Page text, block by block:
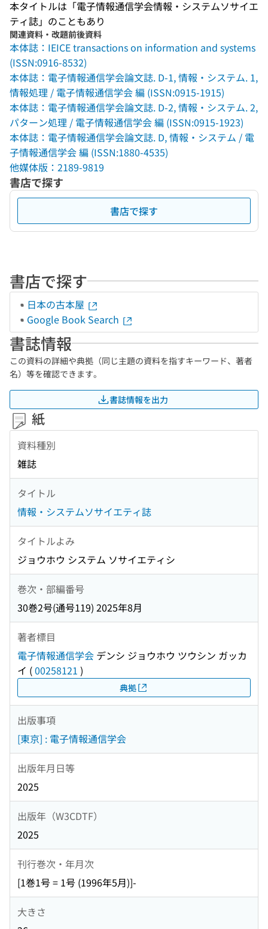
本タイトルは「電子情報通信学会情報・システムソサイエ
ティ誌」のこともあり
関連資料・改題前後資料
本体誌：IEICE transactions on information and systems
(ISSN:0916-8532)
本体誌：電子情報通信学会論文誌. D-1, 情報・システム. 1,
情報処理 / 電子情報通信学会 編 (ISSN:0915-1915)
本体誌：電子情報通信学会論文誌. D-2, 情報・システム. 2,
パターン処理 / 電子情報通信学会 編 (ISSN:0915-1923)
本体誌：電子情報通信学会論文誌. D, 情報・システム / 電
子情報通信学会 編 (ISSN:1880-4535)
他媒体版：2189-9819
書店で探す
書店で探す
書店で探す
日本の古本屋
Google Book Search
書誌情報
この資料の詳細や典拠（同じ主題の資料を指すキーワード、著者
名）等を確認できます。
書誌情報を出力
紙
資料種別
雑誌
タイトル
情報・システムソサイエティ誌
タイトルよみ
ジョウホウ システム ソサイエティシ
巻次・部編番号
30巻2号(通号119) 2025年8月
著者標目
電子情報通信学会 デンシ ジョウホウ ツウシン ガッカ
イ (00258121 )
典拠
出版事項
[東京] : 電子情報通信学会
出版年月日等
2025
出版年（W3CDTF）
2025
刊行巻次・年月次
[1巻1号 = 1号 (1996年5月)]-
大きさ